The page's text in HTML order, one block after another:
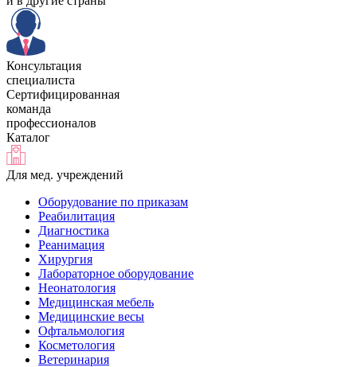
Консультация
специалиста
Сертифицированная
команда
профессионалов
Каталог
Для мед. учреждений
Оборудование по приказам
Реабилитация
Диагностика
Реанимация
Хирургия
Лабораторное оборудование
Неонатология
Медицинская мебель
Медицинские весы
Офтальмология
Косметология
Ветеринария